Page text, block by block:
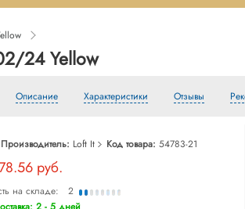
24 Yellow
Описание Характеристики Отзывы
Производитель: Loft It Код товара: 54783-21
руб.
на складе: 2